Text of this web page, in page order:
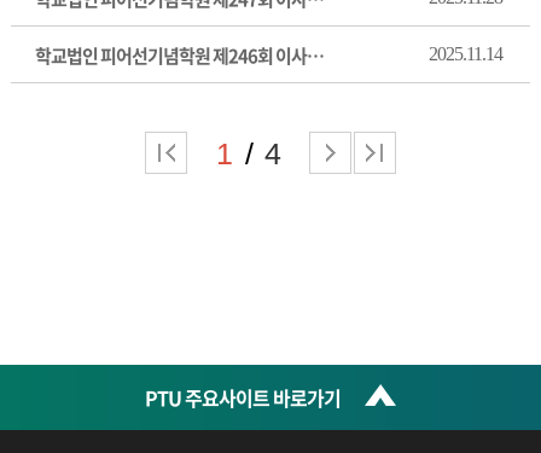
학교법인 피어선기념학원 제246회 이사회 회의록 2025.11.14
1 4
PTU 주요사이트 바로가기